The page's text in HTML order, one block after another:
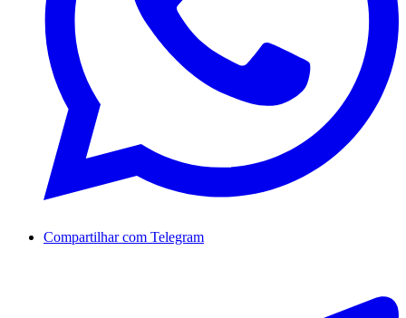
Compartilhar com Telegram